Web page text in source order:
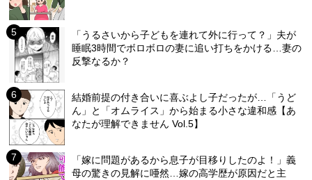
「うるさいから子どもを連れて外に行って？」夫が
睡眠3時間でボロボロの妻に追い打ちをかける…妻の
反撃なるか？
結婚前提の付き合いに喜ぶよし子だったが…「うど
ん」と「オムライス」から始まる小さな違和感【あ
なたが理解できません Vol.5】
「嫁に問題があるから息子が目移りしたのよ！」義
母の驚きの見解に唖然…嫁の高学歴が原因だと主